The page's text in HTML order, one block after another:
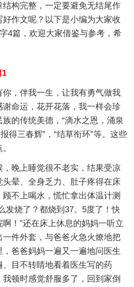
结构完整，一定要避免无结尾作
作文呢？以下是小编为大家收
4篇，欢迎大家借鉴与参考，希
1
你，伴我一生，让我有勇气做我
命运，花开花落，我一样会珍
的传统美德，“滴水之恩，涌泉
得三春辉”，“结草衔环”等。这些
，晚上睡觉很不老实，结果受凉
晕、全身乏力、肚子疼得在床
顾不上喝水，慌忙拿出体温计测
发烧了？都烧到37。5度了！快
！”还在床上休息的妈妈一听立
一件外套，与爸爸火急火燎地把
爸爸妈妈一遍又一遍地问医生
目不转睛地看着医生写的药
顿时感觉舒服多了，回到家倒